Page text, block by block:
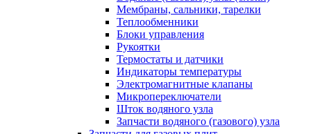
Мембраны, сальники, тарелки
Теплообменники
Блоки управления
Рукоятки
Термостаты и датчики
Индикаторы температуры
Электромагнитные клапаны
Микропереключатели
Шток водяного узла
Запчасти водяного (газового) узла